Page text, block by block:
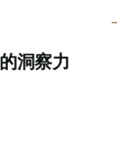
洞察力